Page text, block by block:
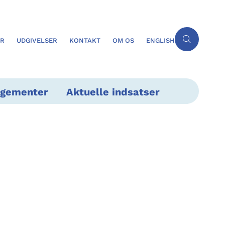
UDGIVELSER KONTAKT OM OS ENGLISH
Aktuelle indsatser